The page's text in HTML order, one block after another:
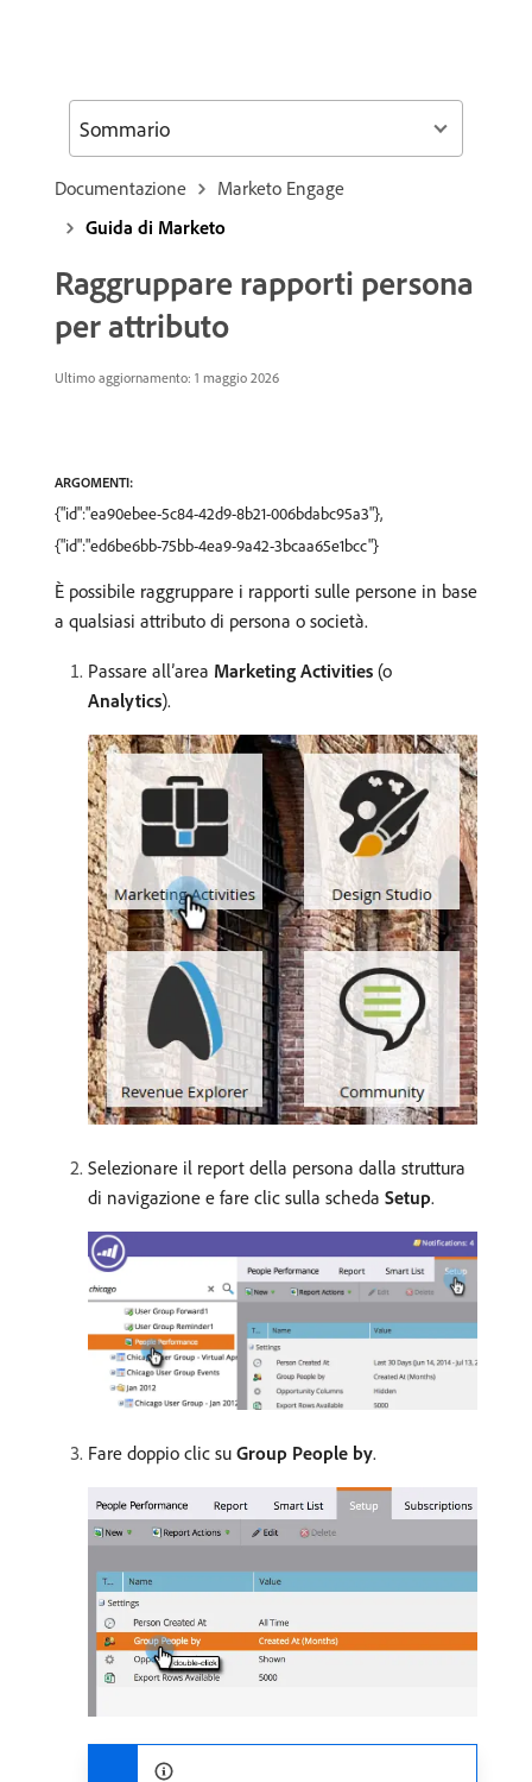
Documentazione
Marketo Engage
Guida di Marketo
Raggruppare rapporti persona
per attributo
Ultimo aggiornamento: 1 maggio 2026
ARGOMENTI:
{"id":"ea90ebee-5c84-42d9-8b21-006bdabc95a3"},
{"id":"ed6be6bb-75bb-4ea9-9a42-3bcaa65e1bcc"}
È possibile raggruppare i rapporti sulle persone in base
a qualsiasi attributo di persona o società.
Passare all’area Marketing Activities (o
Analytics).
Selezionare il report della persona dalla struttura
di navigazione e fare clic sulla scheda Setup.
Fare doppio clic su Group People by.
Sommario